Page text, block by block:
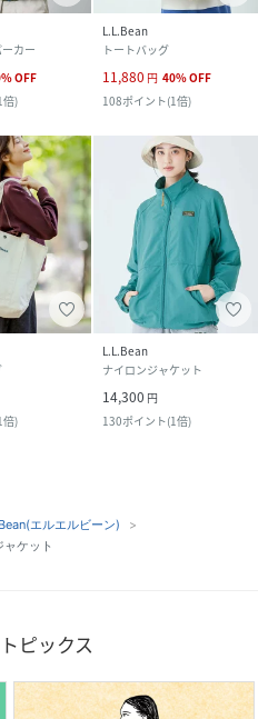
カー
%OFF
倍)
L.L.Bean
トートバッグ
11,880 円 40%OFF
108ポイント(1倍)
倍)
L.L.Bean
ナイロンジャケット
14,300 円
130ポイント(1倍)
エルエルビーン)
ケット
ピックス